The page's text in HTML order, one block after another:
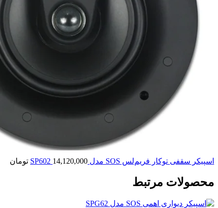
اسپیکر سقفی توکار فریم‌لس SOS مدل SP602 14,120,000 تومان
محصولات مرتبط